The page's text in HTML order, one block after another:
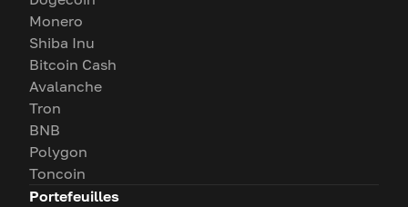
Monero
Shiba Inu
Bitcoin Cash
Avalanche
Tron
BNB
Polygon
Toncoin
Portefeuilles